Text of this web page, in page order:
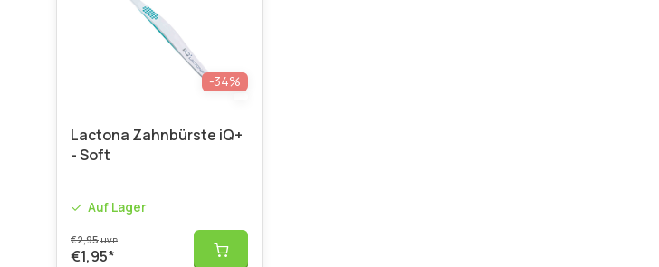
-34%
Lactona Zahnbürste iQ+
- Soft
Auf Lager
€2,95UVP
€1,95*